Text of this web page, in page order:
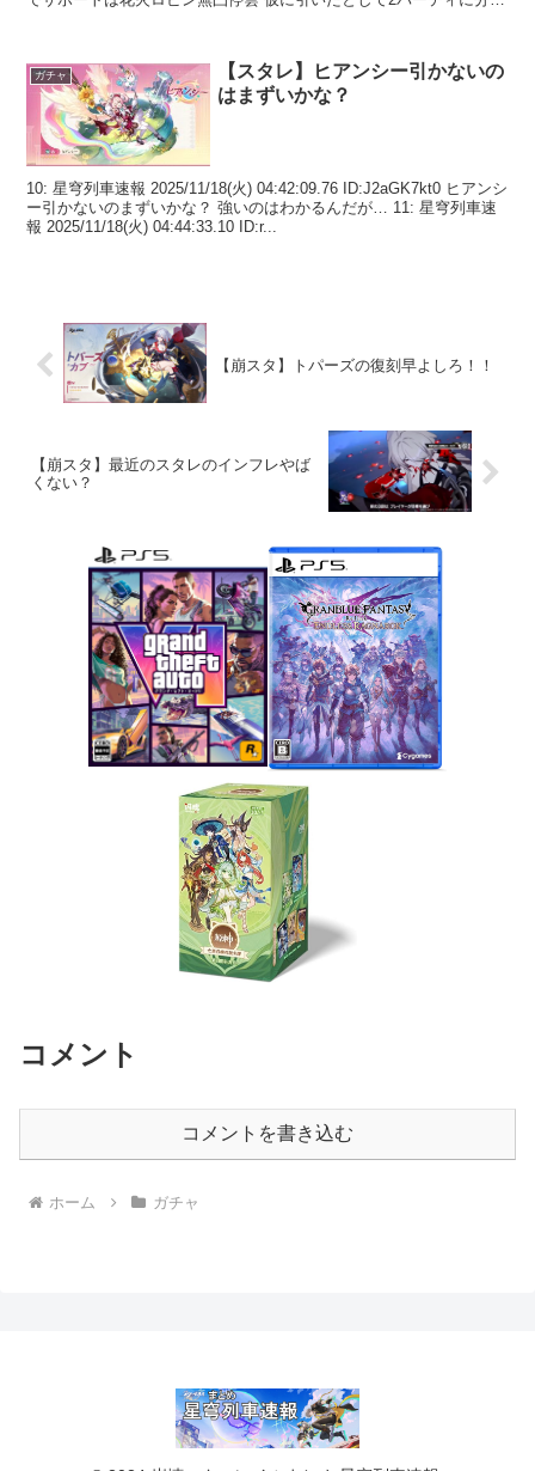
ガチャ
【スタレ】ヒアンシー引かないの
はまずいかな？
10: 星穹列車速報 2025/11/18(火) 04:42:09.76 ID:J2aGK7kt0 ヒアンシ
ー引かないのまずいかな？ 強いのはわかるんだが… 11: 星穹列車速
報 2025/11/18(火) 04:44:33.10 ID:r...
【崩スタ】トパーズの復刻早よしろ！！
【崩スタ】最近のスタレのインフレやば
くない？
コメント
コメントを書き込む
ホーム ガチャ